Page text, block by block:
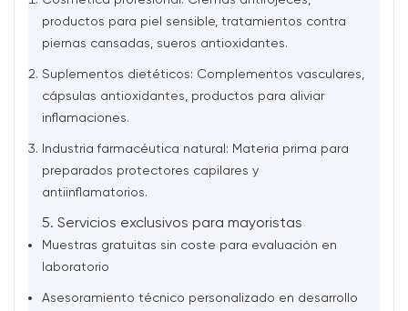
productos para piel sensible, tratamientos contra
piernas cansadas, sueros antioxidantes.
Suplementos dietéticos: Complementos vasculares,
cápsulas antioxidantes, productos para aliviar
inflamaciones.
Industria farmacéutica natural: Materia prima para
preparados protectores capilares y
antiinflamatorios.
5. Servicios exclusivos para mayoristas
Muestras gratuitas sin coste para evaluación en
laboratorio
Asesoramiento técnico personalizado en desarrollo